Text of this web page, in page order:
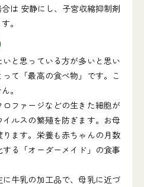
は 安静にし、子宮収縮抑制剤
。
と思っている方が多いと思い
て「最高の食べ物」です。こ
。
ファージなどの生きた細胞が
ルスの繁殖を防ぎます。お母
ます。栄養も赤ちゃんの月数
る「オーダーメイド」の食事
牛乳の加工品で、母乳に近づ